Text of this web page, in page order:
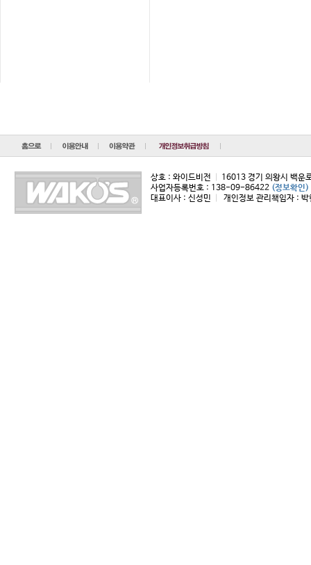
상호 : 와이드비전
16013 경기 의왕시 백운
사업자등록번호 : 138-09-86422 (정보확인)
대표이사 : 신성민
개인정보 관리책임자 : 박